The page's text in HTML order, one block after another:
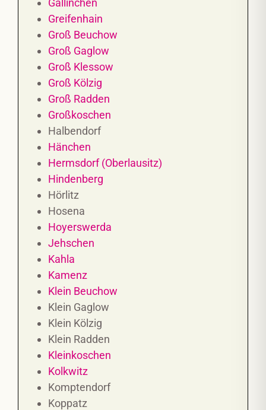
Gallinchen
Greifenhain
Groß Beuchow
Groß Gaglow
Groß Klessow
Groß Kölzig
Groß Radden
Großkoschen
Halbendorf
Hänchen
Hermsdorf (Oberlausitz)
Hindenberg
Hörlitz
Hosena
Hoyerswerda
Jehschen
Kahla
Kamenz
Klein Beuchow
Klein Gaglow
Klein Kölzig
Klein Radden
Kleinkoschen
Kolkwitz
Komptendorf
Koppatz